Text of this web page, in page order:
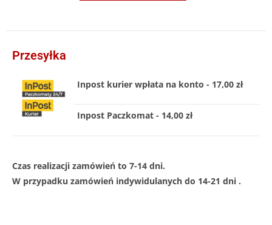
Przesyłka
Inpost kurier wpłata na konto - 17,00 zł
Inpost Paczkomat - 14,00 zł
Czas realizacji zamówień to 7-14 dni.
W przypadku zamówień indywidulanych do 14-21 dni .